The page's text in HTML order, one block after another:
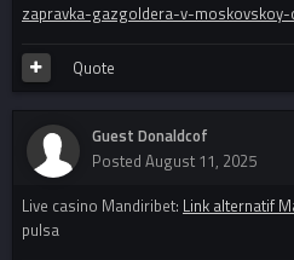
zapravka-gazgoldera-v-
Quote
Guest Donaldcof
Posted August 11, 2025
Live casino Mandiribet: Link alternatif
pulsa